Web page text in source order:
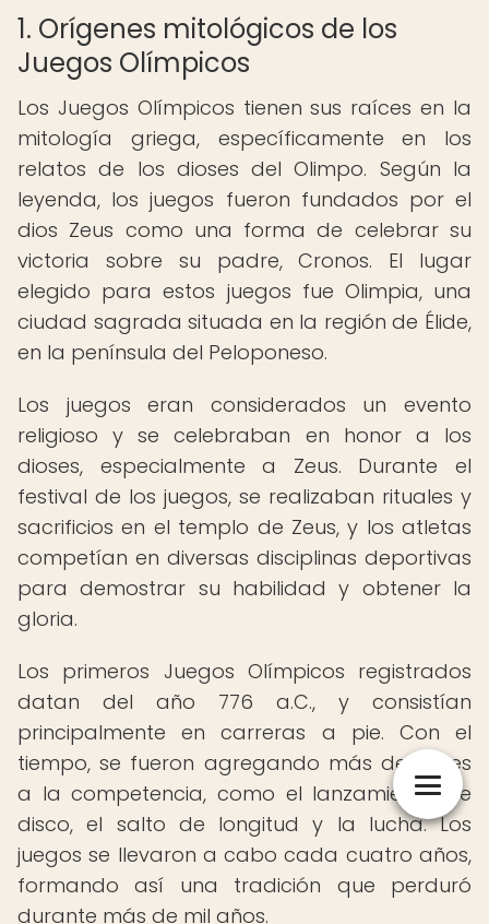
1. Orígenes mitológicos de los
Juegos Olímpicos
Los Juegos Olímpicos tienen sus raíces en la
mitología griega, específicamente en los
relatos de los dioses del Olimpo. Según la
leyenda, los juegos fueron fundados por el
dios Zeus como una forma de celebrar su
victoria sobre su padre, Cronos. El lugar
elegido para estos juegos fue Olimpia, una
ciudad sagrada situada en la región de Élide,
en la península del Peloponeso.
Los juegos eran considerados un evento
religioso y se celebraban en honor a los
dioses, especialmente a Zeus. Durante el
festival de los juegos, se realizaban rituales y
sacrificios en el templo de Zeus, y los atletas
competían en diversas disciplinas deportivas
para demostrar su habilidad y obtener la
gloria.
Los primeros Juegos Olímpicos registrados
datan del año 776 a.C., y consistían
principalmente en carreras a pie. Con el
tiempo, se fueron agregando más deportes
a la competencia, como el lanzamiento de
disco, el salto de longitud y la lucha. Los
juegos se llevaron a cabo cada cuatro años,
formando así una tradición que perduró
durante más de mil años.